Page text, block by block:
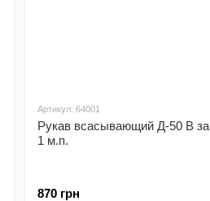
Артикул: 64001
Рукав всасывающий Д-50 В за
1 м.п.
870 грн